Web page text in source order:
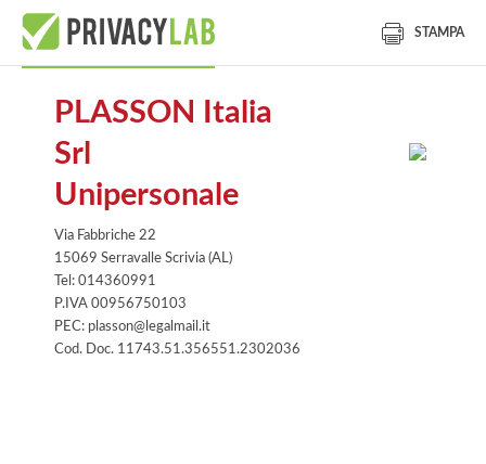
STAMPA
PLASSON Italia
Srl
Unipersonale
Via Fabbriche 22
15069 Serravalle Scrivia (AL)
Tel: 014360991
P.IVA 00956750103
PEC: plasson@legalmail.it
Cod. Doc. 11743.51.356551.2302036